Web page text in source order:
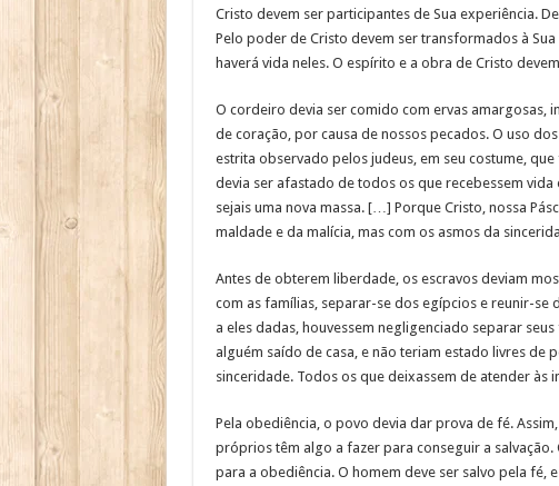
Cristo devem ser participantes de Sua experiência.
Pelo poder de Cristo devem ser transformados à
haverá vida neles. O espírito e a obra de Cristo
O cordeiro devia ser comido com ervas amargosas,
de coração, por causa de nossos pecados. O uso
estrita observado pelos judeus, em seu costume,
devia ser afastado de todos os que recebessem
sejais uma nova massa. […] Porque Cristo, nossa
maldade e da malícia, mas com os asmos da
Antes de obterem liberdade, os escravos deviam
com as famílias, separar-se dos egípcios e reunir-se
a eles dadas, houvessem negligenciado separar
alguém saído de casa, e não teriam estado livres de
sinceridade. Todos os que deixassem de atender
Pela obediência, o povo devia dar prova de fé.
próprios têm algo a fazer para conseguir a
para a obediência. O homem deve ser salvo pela fé,